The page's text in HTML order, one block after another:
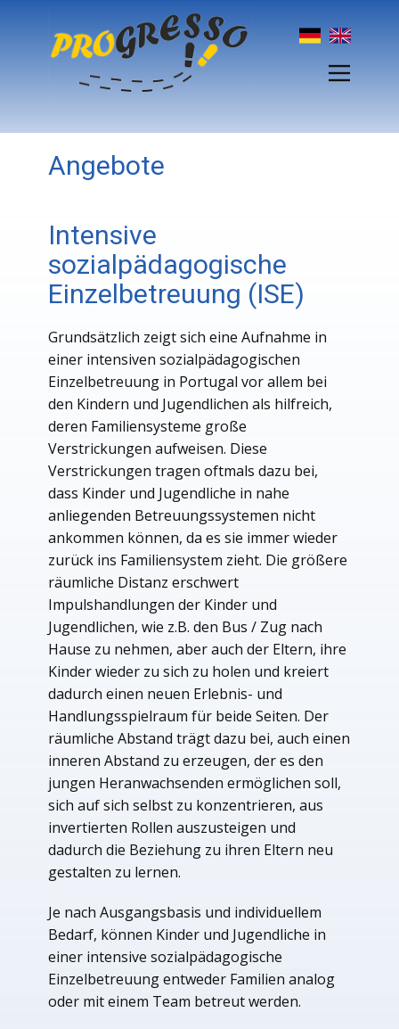
Angebote
Intensive
sozialpädagogische
Einzelbetreuung (ISE)
Grundsätzlich zeigt sich eine Aufnahme in
einer intensiven sozialpädagogischen
Einzelbetreuung in Portugal vor allem bei
den Kindern und Jugendlichen als hilfreich,
deren Familiensysteme große
Verstrickungen aufweisen. Diese
Verstrickungen tragen oftmals dazu bei,
dass Kinder und Jugendliche in nahe
anliegenden Betreuungssystemen nicht
ankommen können, da es sie immer wieder
zurück ins Familiensystem zieht. Die größere
räumliche Distanz erschwert
Impulshandlungen der Kinder und
Jugendlichen, wie z.B. den Bus / Zug nach
Hause zu nehmen, aber auch der Eltern, ihre
Kinder wieder zu sich zu holen und kreiert
dadurch einen neuen Erlebnis- und
Handlungsspielraum für beide Seiten. Der
räumliche Abstand trägt dazu bei, auch einen
inneren Abstand zu erzeugen, der es den
jungen Heranwachsenden ermöglichen soll,
sich auf sich selbst zu konzentrieren, aus
invertierten Rollen auszusteigen und
dadurch die Beziehung zu ihren Eltern neu
gestalten zu lernen.
Je nach Ausgangsbasis und individuellem
Bedarf, können Kinder und Jugendliche in
einer intensive sozialpädagogische
Einzelbetreuung entweder Familien analog
oder mit einem Team betreut werden.